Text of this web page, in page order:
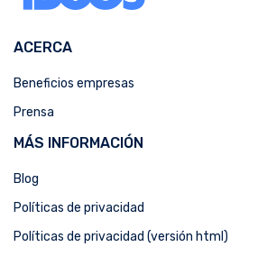
ACERCA
Beneficios empresas
Prensa
MÁS INFORMACIÓN
Blog
Políticas de privacidad
Políticas de privacidad (versión html)